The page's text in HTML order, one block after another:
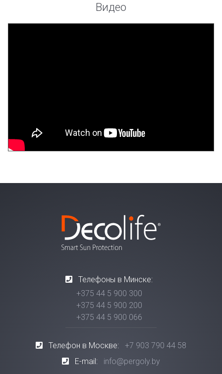
Видео
Телефоны в Минске:
+375 44 5 900 300
+375 44 5 900 200
+375 44 5 900 066
Телефон в Москве:
+7 903 790 44 58
E-mail:
info@pergoly.by